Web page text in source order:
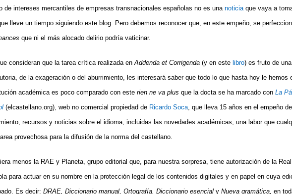
de intereses mercantiles de empresas transnacionales españolas no es una noticia que vaya a
lleve un tiempo siguiendo este blog. Pero debemos reconocer que, en este empeño, se
que ni el más alocado delirio podría vaticinar.
consideran que la tarea crítica realizada en Addenda et Corrigenda (y en este libro) es fruto de
de la exageración o del aburrimiento, les interesará saber que todo lo que hasta hoy le hemos
académica es poco comparado con este rien ne va plus que la docta se ha marcado con La
(elcastellano.org), web no comercial propiedad de Ricardo Soca , que lleva 15 años en el empeño
recursos y noticias sobre el idioma, incluidas las novedades académicas, una labor que
provechosa para la difusión de la norma del castellano.
menos la RAE y Planeta, grupo editorial que, para nuestra sorpresa, tiene autorización de la
para actuar en su nombre en la protección legal de los contenidos digitales y en papel en cuya
Es decir: DRAE, Diccionario manual, Ortografía, Diccionario esencial y Nueva gramática, en